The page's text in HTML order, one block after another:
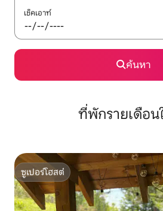
เช็คเอาท์
ค้นหา
ที่พักรายเดือน
ซูเปอร์โฮสต์
ซูเปอร์โฮสต์